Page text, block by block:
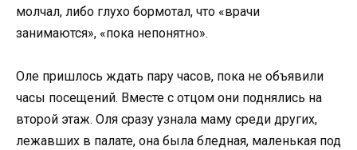
молчал, либо глухо бормотал, что «врачи
занимаются», «пока непонятно».
Оле пришлось ждать пару часов, пока не объявили
часы посещений. Вместе с отцом они поднялись на
второй этаж. Оля сразу узнала маму среди других,
лежавших в палате, она была бледная, маленькая под